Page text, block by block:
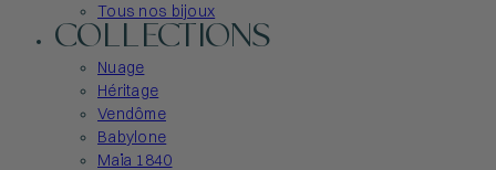
Tous nos bijoux
COLLECTIONS
Nuage
Héritage
Vendôme
Babylone
Maïa 1840